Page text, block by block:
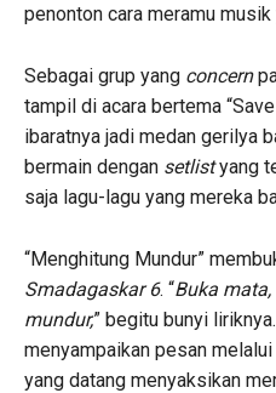
penonton cara meramu
Sebagai grup yang concern
tampil di acara bertema
ibaratnya jadi medan gerilya
bermain dengan setlistyang
saja lagu-lagu yang mereka
“Menghitung Mundur”
Smadagaskar 6. “Buka
mundur,” begitu bunyi
menyampaikan pesan
yang datang menyaksikan